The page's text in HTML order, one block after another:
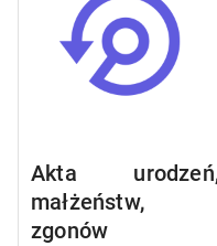
Akta
małżeństw,
zgonów